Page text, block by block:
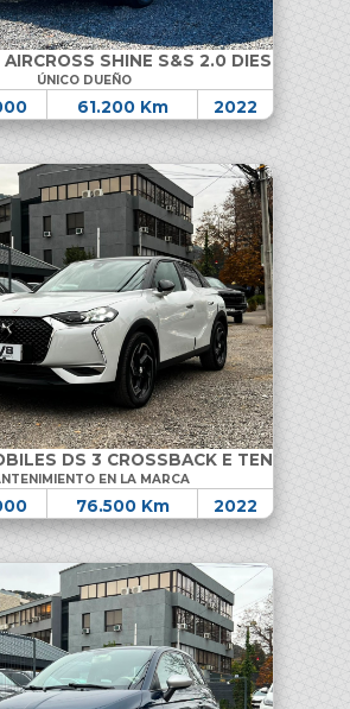
SHINE S&S 2.0 DIESEL
ÚNICO DUEÑO
61.200 Km 2022
DS 3 CROSSBACK E TENSE
EN LA MARCA
76.500 Km 2022